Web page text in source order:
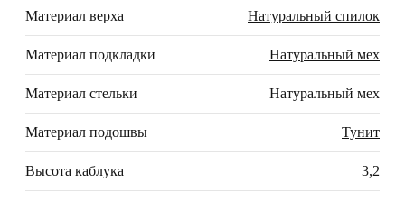
Материал верха Натуральный спилок
Материал подкладки Натуральный мех
Материал стельки Натуральный мех
Материал подошвы Тунит
Высота каблука 3,2